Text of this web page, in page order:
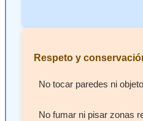
Respeto y
No tocar paredes ni
No fumar ni pisar zonas